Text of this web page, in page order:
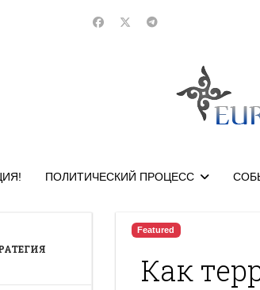
ПОЛИТИЧЕСКИЙ ПРОЦЕСС
Featured
Как